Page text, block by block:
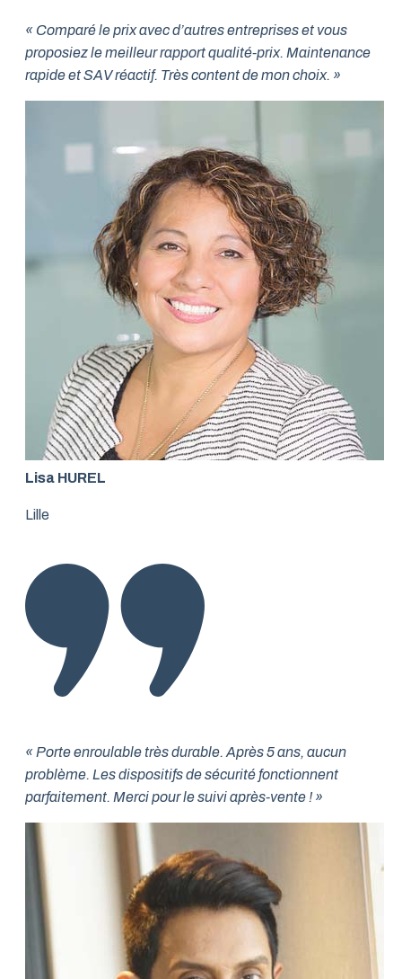
« Comparé le prix avec d’autres entreprises et vous
proposiez le meilleur rapport qualité-prix. Maintenance
rapide et SAV réactif. Très content de mon choix. »
Lisa HUREL
Lille
« Porte enroulable très durable. Après 5 ans, aucun
problème. Les dispositifs de sécurité fonctionnent
parfaitement. Merci pour le suivi après-vente ! »